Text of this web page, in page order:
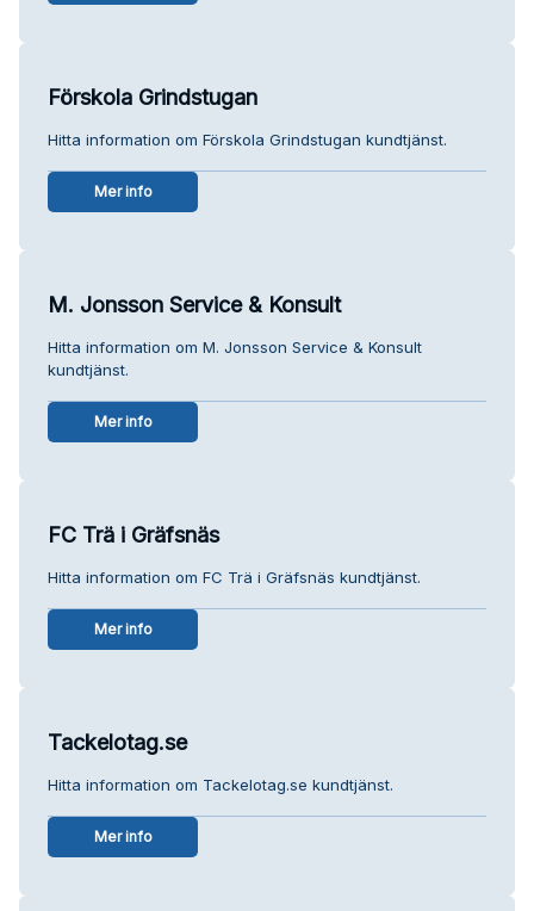
Förskola Grindstugan
Hitta information om Förskola Grindstugan kundtjänst.
Mer info
M. Jonsson Service & Konsult
Hitta information om M. Jonsson Service & Konsult
kundtjänst.
Mer info
FC Trä i Gräfsnäs
Hitta information om FC Trä i Gräfsnäs kundtjänst.
Mer info
Tackelotag.se
Hitta information om Tackelotag.se kundtjänst.
Mer info